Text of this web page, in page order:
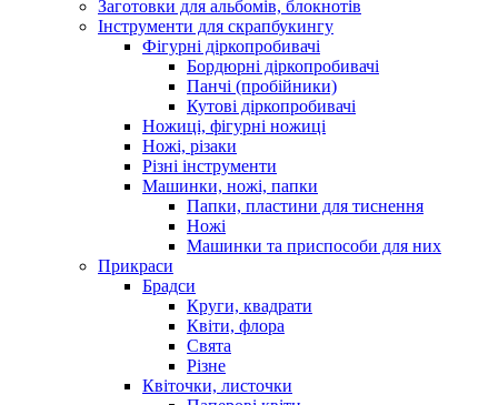
Заготовки для альбомів, блокнотів
Інструменти для скрапбукингу
Фігурні діркопробивачі
Бордюрні діркопробивачі
Панчі (пробійники)
Кутові діркопробивачі
Ножиці, фігурні ножиці
Ножі, різаки
Різні інструменти
Машинки, ножі, папки
Папки, пластини для тиснення
Ножі
Машинки та приспособи для них
Прикраси
Брадси
Круги, квадрати
Квіти, флора
Свята
Різне
Квіточки, листочки